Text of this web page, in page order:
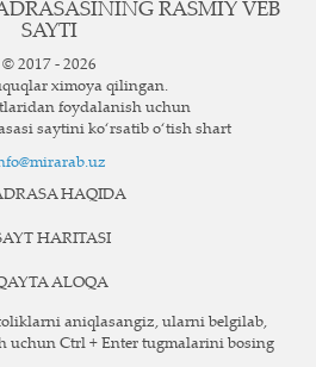
RASMIY VEB
SAYTI
© 2017 - 2026
ximoya qilingan.
foydalanish uchun
saytini ko‘rsatib o‘tish shart
HAQIDA
HARITASI
ALOQA
aniqlasangiz, ularni belgilab,
uchun Ctrl + Enter tugmalarini bosing